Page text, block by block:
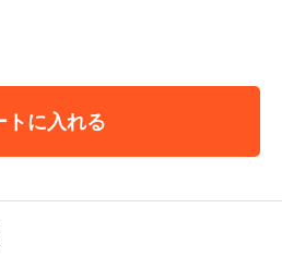
トに入れる